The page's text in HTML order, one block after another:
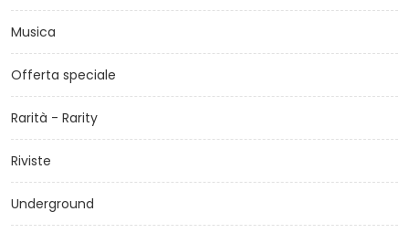
Musica
Offerta speciale
Rarità - Rarity
Riviste
Underground